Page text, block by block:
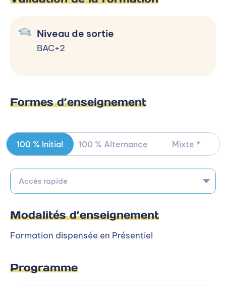
Niveau de sortie
BAC+2
Formes d’enseignement
100 % Initial 100 % Alternance Mixte *
Accès rapide
Modalités d’enseignement
Formation dispensée en Présentiel
Programme
Accéder à la formation sur le site de
PIGIER
Autres campus PIGIER
La formation est dispensée en alternance sur 28